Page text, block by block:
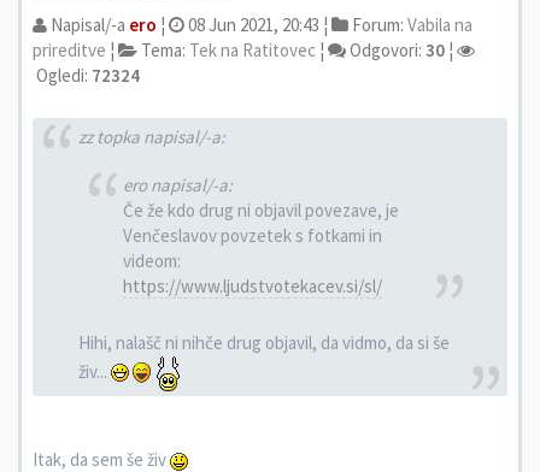
Napisal/-a ero ¦ 08 Jun 2021, 20:43 ¦ Forum: Vabila na
prireditve ¦ Tema: Tek na Ratitovec ¦ Odgovori: 30 ¦
Ogledi: 72324
zz topka napisal/-a:
ero napisal/-a:
Če že kdo drug ni objavil povezave, je
Venčeslavov povzetek s fotkami in
videom:
https://www.ljudstvotekacev.si/sl/
Hihi, nalašč ni nihče drug objavil, da vidmo, da si še
živ...
Itak, da sem še živ